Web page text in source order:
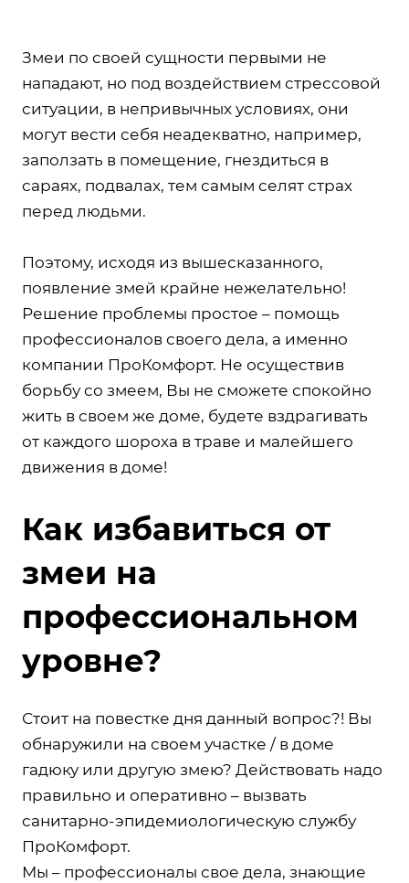
Змеи по своей сущности первыми не
нападают, но под воздействием стрессовой
ситуации, в непривычных условиях, они
могут вести себя неадекватно, например,
заползать в помещение, гнездиться в
сараях, подвалах, тем самым селят страх
перед людьми.
Поэтому, исходя из вышесказанного,
появление змей крайне нежелательно!
Решение проблемы простое – помощь
профессионалов своего дела, а именно
компании ПроКомфорт. Не осуществив
борьбу со змеем, Вы не сможете спокойно
жить в своем же доме, будете вздрагивать
от каждого шороха в траве и малейшего
движения в доме!
Как избавиться от
змеи на
профессиональном
уровне?
Стоит на повестке дня данный вопрос?! Вы
обнаружили на своем участке / в доме
гадюку или другую змею? Действовать надо
правильно и оперативно – вызвать
санитарно-эпидемиологическую службу
ПроКомфорт.
Мы – профессионалы свое дела, знающие